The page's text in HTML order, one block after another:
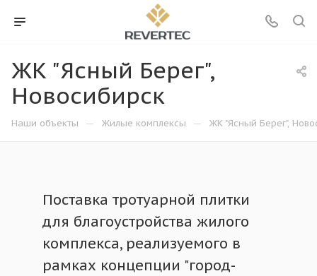
ЖК "Ясный Берег",
Новосибирск
Наши объекты — Жилые комплексы — ЖК "Ясный Берег",
Поставка тротуарной плитки
для благоустройства жилого
комплекса, реализуемого в
рамках концепции "город-